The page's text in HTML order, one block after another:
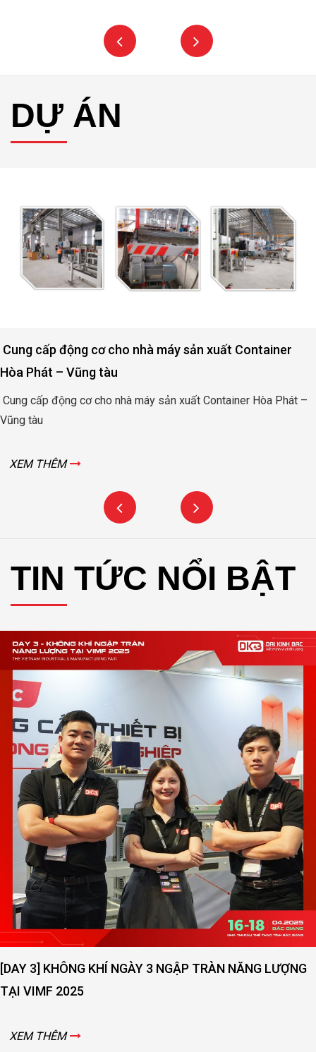
DỰ ÁN
–
Động cơ nâng hạ cửa đập thủy lợi Rào Nam –
Bình
Động cơ nâng hạ cửa đập thủy lợi Rào Nam – Quảng
TIN TỨC NỔI BẬT
LƯỢNG
[DAY 2] SỨC NÓNG NGÀY THỨ 2 VẪN
VIMF 2025 – BẮC GIANG!